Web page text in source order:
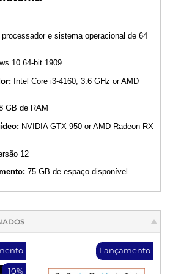
processador e sistema operacional de 64
10 64-bit 1909
Intel Core i3-4160, 3.6 GHz or AMD
GB de RAM
NVIDIA GTX 950 or AMD Radeon RX
12
75 GB de espaço disponível
-10%
Lançamento